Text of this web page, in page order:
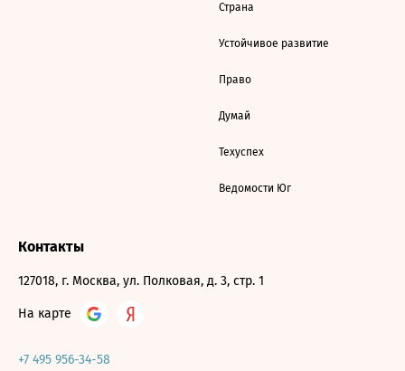
Страна
Устойчивое развитие
Право
Думай
Техуспех
Ведомости Юг
Контакты
127018, г. Москва, ул. Полковая, д. 3, стр. 1
На карте
+7 495 956-34-58